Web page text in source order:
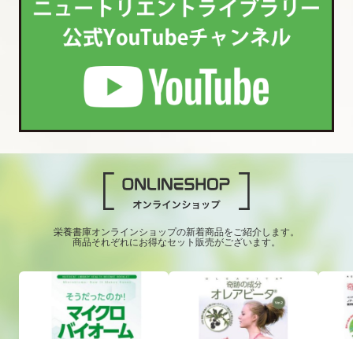
栄養書庫オンラインショップの新着商品をご紹介します。
商品それぞれにお得なセット販売がございます。